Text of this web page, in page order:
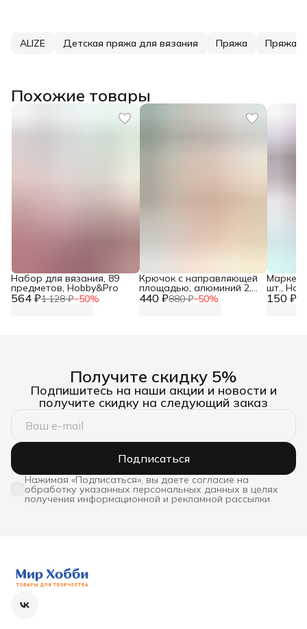
ALIZE Детская пряжа для вязания Пряжа Пряжа
Похожие товары
564 ₽1 128 ₽−50%
Набор для вязания, 89
предметов, Hobby&Pro
440 ₽880 ₽−50%
Крючок с направляющей
площадью, алюминий 2,0
*14, Prym 150 ₽
шт.,
Получите скидку 5%
Подпишитесь на наши акции и новости и
получите скидку на следующий заказ
Подписаться
Нажимая «Подписаться», вы даете согласие на
обработку указанных персональных данных в целях
получения информационной и рекламной рассылки